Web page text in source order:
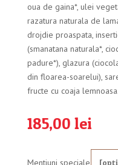
oua de gaina*, ulei
razatura naturala de
drojdie proaspata,
(smanatana naturala*,
padure*), glazura
din floarea-soarelui),
fructe cu coaja lemnoasa.
185,00 lei
Mentiuni speciale